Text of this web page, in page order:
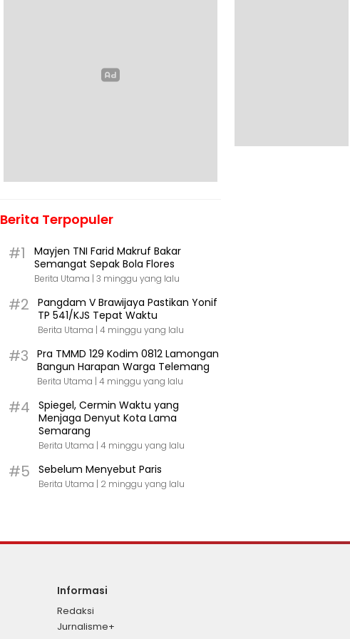
Berita Terpopuler
#1
Mayjen TNI Farid Makruf Bakar
Semangat Sepak Bola Flores
Berita Utama | 3 minggu yang lalu
#2
Pangdam V Brawijaya Pastikan Yonif
TP 541/KJS Tepat Waktu
Berita Utama | 4 minggu yang lalu
#3
Pra TMMD 129 Kodim 0812 Lamongan
Bangun Harapan Warga Telemang
Berita Utama | 4 minggu yang lalu
#4
Spiegel, Cermin Waktu yang
Menjaga Denyut Kota Lama
Semarang
Berita Utama | 4 minggu yang lalu
#5 Sebelum Menyebut Paris
Berita Utama | 2 minggu yang lalu
Informasi
Redaksi
Jurnalisme+